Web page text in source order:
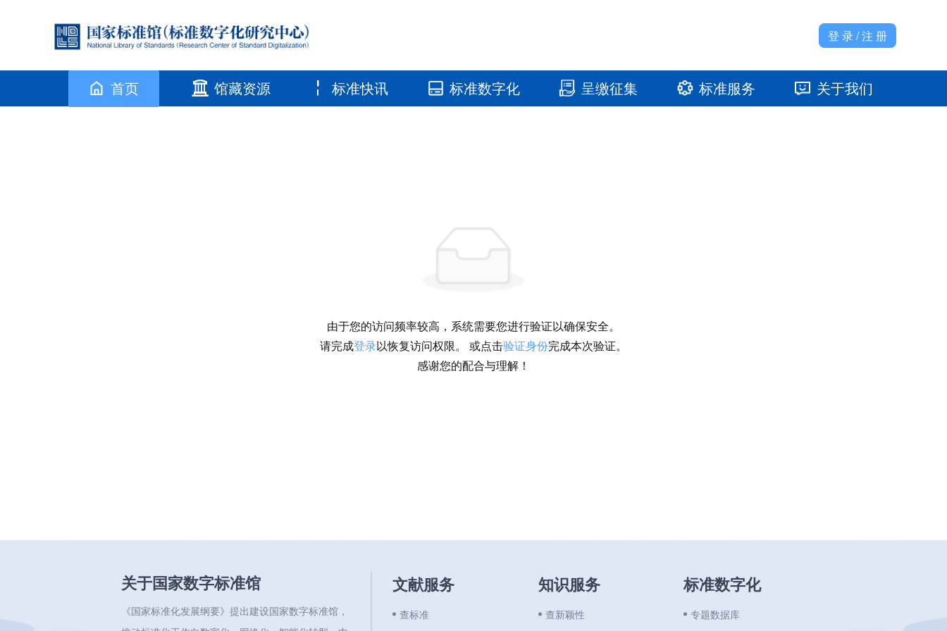
登 录 / 注 册
首页 馆藏资源 标准快讯 标准数字化 呈缴征集 标准服务 关于我们
由于您的访问频率较高，系统需要您进行验证以确保安全。
请完成登录以恢复访问权限。 或点击验证身份完成本次验证。
感谢您的配合与理解！
关于国家数字标准馆
《国家标准化发展纲要》提出建设国家数字标准馆，
文献服务
查标准
知识服务
查新颖性
标准数字化
专题数据库